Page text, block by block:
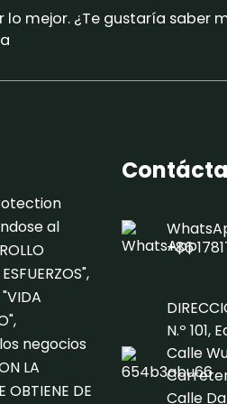
oxidante
mejor. ¿Te gustaría saber
al
negocios
LA
OBTIENE DE
+86
N.º 101,
Calle
Calle